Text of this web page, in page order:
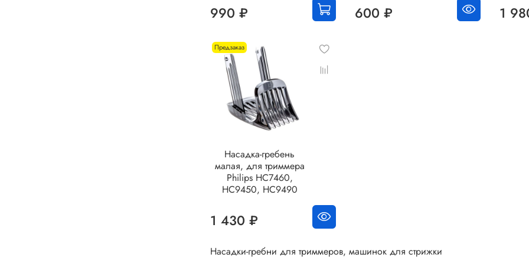
990 ₽ 600 ₽ 1
Предзаказ
Насадка-гребень
малая, для триммера
Philips HC7460,
HC9450, HC9490
1 430 ₽
Насадки-гребни для триммеров, машинок для стрижки